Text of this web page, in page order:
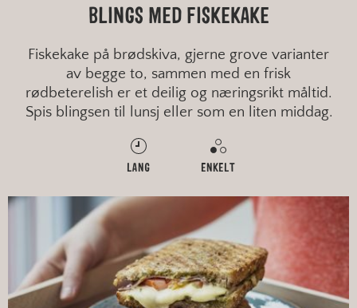
BLINGS MED FISKEKAKE
Fiskekake på brødskiva, gjerne grove varianter
av begge to, sammen med en frisk
rødbeterelish er et deilig og næringsrikt måltid.
Spis blingsen til lunsj eller som en liten middag.
LANG ENKELT